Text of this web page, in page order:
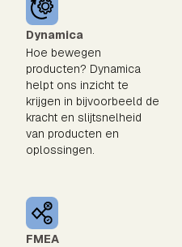
Dynamica
Hoe bewegen
producten? Dynamica
helpt ons inzicht te
krijgen in bijvoorbeeld de
kracht en slijtsnelheid
van producten en
oplossingen.
FMEA